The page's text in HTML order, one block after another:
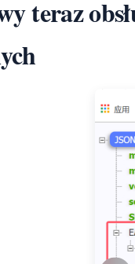
teraz